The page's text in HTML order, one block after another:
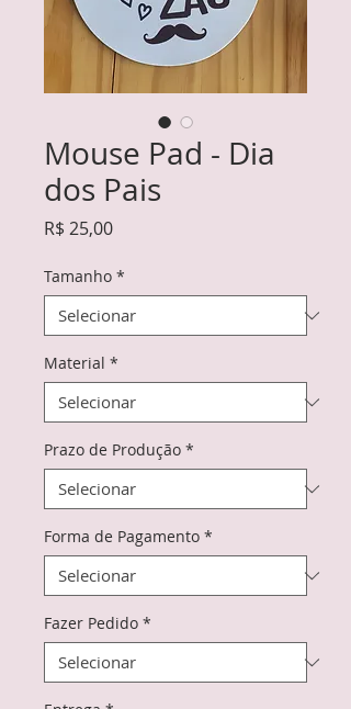
Mouse Pad - Dia
dos Pais
R$ 25,00Preço
Tamanho *
Material *
Prazo de Produção *
Forma de Pagamento *
Fazer Pedido *